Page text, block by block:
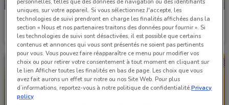
Gifi
Valable jusqu'au 16/08 1.2 km
Gifi
Valable jusqu'au 15/08
uniques, sur votre appareil. Si vous sélectionnez J'accepte, les
technologies de suivi prendront en charge les finalités affichées dans la
section « Nous et nos partenaires traitons des données pour fournir ». Si
les technologies de suivi sont désactivées, il est possible que certains
contenus et annonces qui vous sont présentés ne soient pas pertinents
pour vous. Vous pouvez faire réapparaître ce menu pour modifier vos
choix ou pour retirer votre consentement à tout moment en cliquant sur
le lien Afficher toutes les finalités en bas de page. Les choix que vous
avez fait aurons un effet sur notre ou nos Site Web. Pour plus
d’informations, reportez-vous à notre politique de confidentialité.Privacy
policy